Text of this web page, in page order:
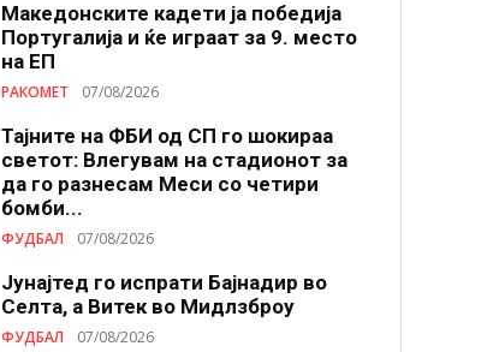
Македонските кадети ја победија
Португалија и ќе играат за 9. место
на ЕП
РАКОМЕТ 07/08/2026
Тајните на ФБИ од СП го шокираа
светот: Влегувам на стадионот за
да го разнесам Меси со четири
бомби...
ФУДБАЛ 07/08/2026
Јунајтед го испрати Бајнадир во
Селта, а Витек во Мидлзброу
ФУДБАЛ 07/08/2026